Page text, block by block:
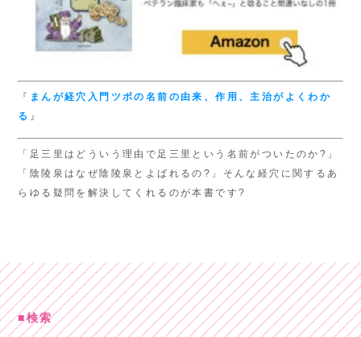
『 まんが経穴入門 ツボの名前の由来、作用、主治がよくわか
る 』
「足三里はどういう理由で足三里という名前がついたのか?」
「陰陵泉はなぜ陰陵泉とよばれるの?」そんな経穴に関するあ
らゆる疑問を解決してくれるのが本書です?
検索